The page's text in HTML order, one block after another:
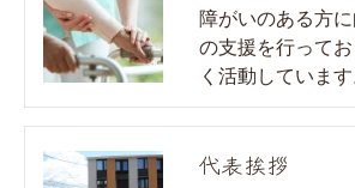
障がいのある方
の支援を行って
く活動していま
代表挨拶